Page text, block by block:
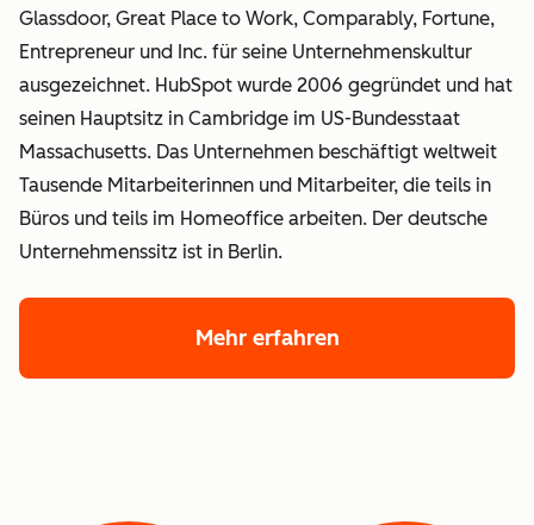
Glassdoor, Great Place to Work, Comparably, Fortune,
Entrepreneur und Inc. für seine Unternehmenskultur
ausgezeichnet. HubSpot wurde 2006 gegründet und hat
seinen Hauptsitz in Cambridge im US-Bundesstaat
Massachusetts. Das Unternehmen beschäftigt weltweit
Tausende Mitarbeiterinnen und Mitarbeiter, die teils in
Büros und teils im Homeoffice arbeiten. Der deutsche
Unternehmenssitz ist in Berlin.
Mehr erfahren